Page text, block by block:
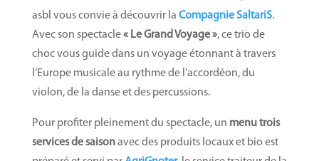
asbl vous convie à découvrir la Compagnie SaltariS.
Avec son spectacle« Le Grand Voyage », ce trio de
choc vous guide dans un voyage étonnant à travers
l’Europe musicale au rythme de l’accordéon, du
violon, de la danse et des percussions.
Pour profiter pleinement du spectacle, un menu trois
services de saisonavec des produits locaux et bio est